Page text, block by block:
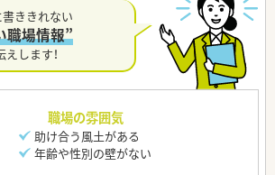
ききれない
職場情報”
えします！
職場の雰囲気
助け合う風土がある
年齢や性別の壁がない